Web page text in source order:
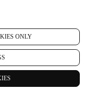
ONLY
enviar
uso de cookies está
desejar que essas
anúncios, conteúdos ou
pode limitar o uso das
gerindo a configuração
que certos cookies são
isso não impede